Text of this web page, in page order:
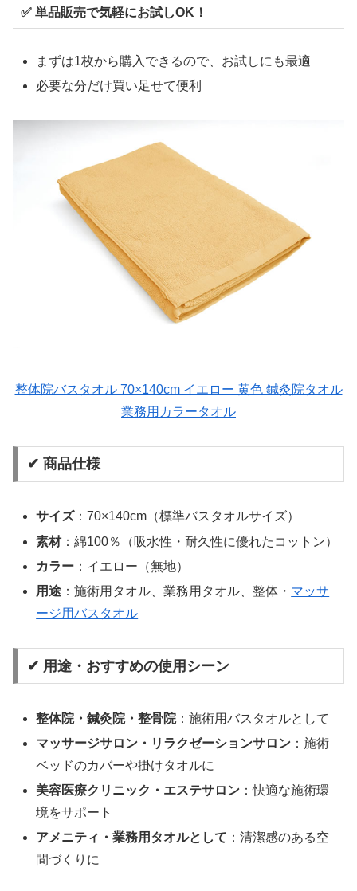
✅ 単品販売で気軽にお試しOK！
まずは1枚から購入できるので、お試しにも最適
必要な分だけ買い足せて便利
整体院バスタオル 70×140cm イエロー 黄色 鍼灸院タオル
業務用カラータオル
✔ 商品仕様
サイズ：70×140cm（標準バスタオルサイズ）
素材：綿100％（吸水性・耐久性に優れたコットン）
カラー ：イエロー（無地）
用途 ：施術用タオル、業務用タオル、整体・ マッサ
ージ用バスタオル
✔ 用途・おすすめの使用シーン
整体院・鍼灸院・整骨院：施術用バスタオルとして
マッサージサロン・リラクゼーションサロン ：施術
ベッドのカバーや掛けタオルに
美容医療クリニック・エステサロン ：快適な施術環
境をサポート
アメニティ・業務用タオルとして ：清潔感のある空
間づくりに